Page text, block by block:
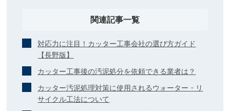
関連記事一覧
対応力に注目！カッター工事会社の選び方ガイド
【長野版】
カッター工事後の汚泥処分を依頼できる業者は？
カッター汚泥処理対策に使用されるウォーター・リ
サイクル工法について